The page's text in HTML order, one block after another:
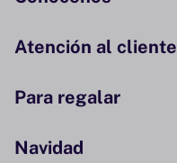
Atención al cliente
Para regalar
Navidad